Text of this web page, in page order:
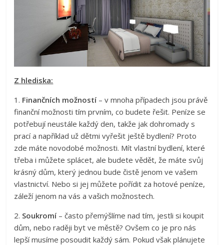
Z hlediska:
1. Finančních možností– v mnoha případech jsou právě
finanční možnosti tím prvním, co budete řešit. Peníze se
potřebují neustále každý den, takže jak dohromady s
prací a například už dětmi vyřešit ještě bydlení? Proto
zde máte novodobé možnosti. Mít vlastní bydlení, které
třeba i můžete splácet, ale budete vědět, že máte svůj
krásný dům, který jednou bude čistě jenom ve vašem
vlastnictví. Nebo si jej můžete pořídit za hotové peníze,
záleží jenom na vás a vašich možnostech.
2. Soukromí – často přemýšlíme nad tím, jestli si koupit
dům, nebo raději byt ve městě? Ovšem co je pro nás
lepší musíme posoudit každý sám. Pokud však plánujete